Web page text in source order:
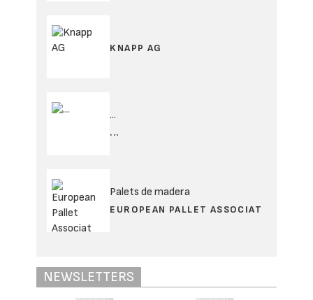
KNAPP AG
...
...
Palets de madera
EUROPEAN PALLET ASSOCIAT
NEWSLETTERS